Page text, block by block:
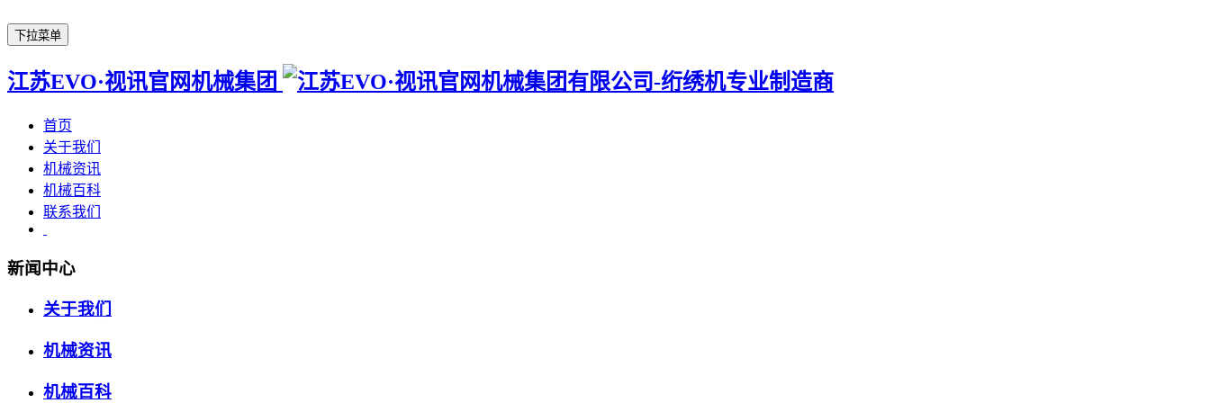
下拉菜单
江苏EVO·视讯官网机械集团
首页
关于我们
机械资讯
机械百科
联系我们
新闻中心
关于我们
机械资讯
机械百科